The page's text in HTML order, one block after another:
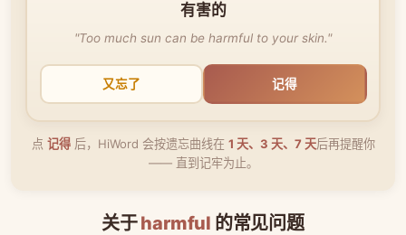
有害的
"Too much sun can be harmful to your skin."
又忘了 记得
点 记得后，HiWord 会按遗忘曲线在 1 天、3 天、7 天后再提醒你
—— 直到记牢为止。
关于harmful 的常见问题